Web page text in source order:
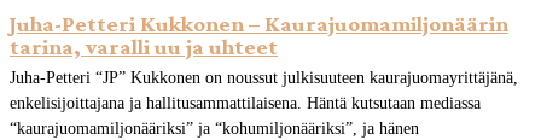
Juha-Petteri Kukkonen – Kaurajuomamiljonäärin
tarina, varalli uu ja uhteet
Juha-Petteri “JP” Kukkonen on noussut julkisuuteen kaurajuomayrittäjänä,
enkelisijoittajana ja hallitusammattilaisena. Häntä kutsutaan mediassa
“kaurajuomamiljonääriksi” ja “kohumiljonääriksi”, ja hänen